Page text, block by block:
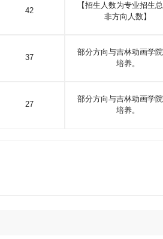
42
【招生人数为专业招生总
非方向人数】
37
部分方向与吉林动画学
培养。
27
部分方向与吉林动画学
培养。